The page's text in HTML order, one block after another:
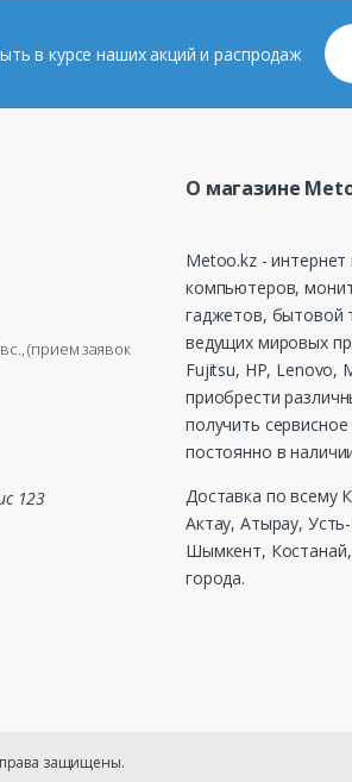
в курсе наших акций и распродаж
(прием заявок
123
О магазине
Metoo.kz -
компьютеров,
гаджетов, бытовой
ведущих мировых
Fujitsu, HP, Lenovo,
приобрести
получить
постоянно в
Доставка по всему
Актау, Атырау,
Шымкент,
города.
защищены.